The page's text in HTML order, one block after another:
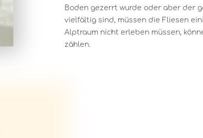
Boden gezerrt wurde oder aber der
vielfältig sind, müssen die Fliesen
Alptraum nicht erleben müssen,
zählen.